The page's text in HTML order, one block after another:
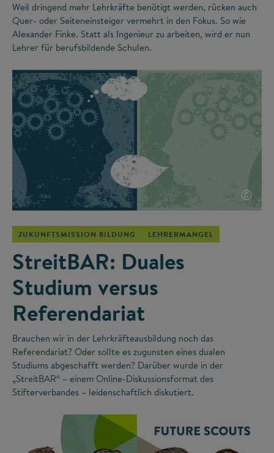
Weil dringend mehr Lehrkräfte benötigt werden, rücken auch
Quer- oder Seiteneinsteiger vermehrt in den Fokus. So wie
Alexander Finke. Statt als Ingenieur zu arbeiten, wird er nun
Lehrer für berufsbildende Schulen.
©
ZUKUNFTSMISSION BILDUNG LEHRERMANGEL
StreitBAR: Duales
Studium versus
Referendariat
Brauchen wir in der Lehrkräfteausbildung noch das
Referendariat? Oder sollte es zugunsten eines dualen
Studiums abgeschafft werden? Darüber wurde in der
„StreitBAR“ – einem Online-Diskussionsformat des
Stifterverbandes – leidenschaftlich diskutiert.